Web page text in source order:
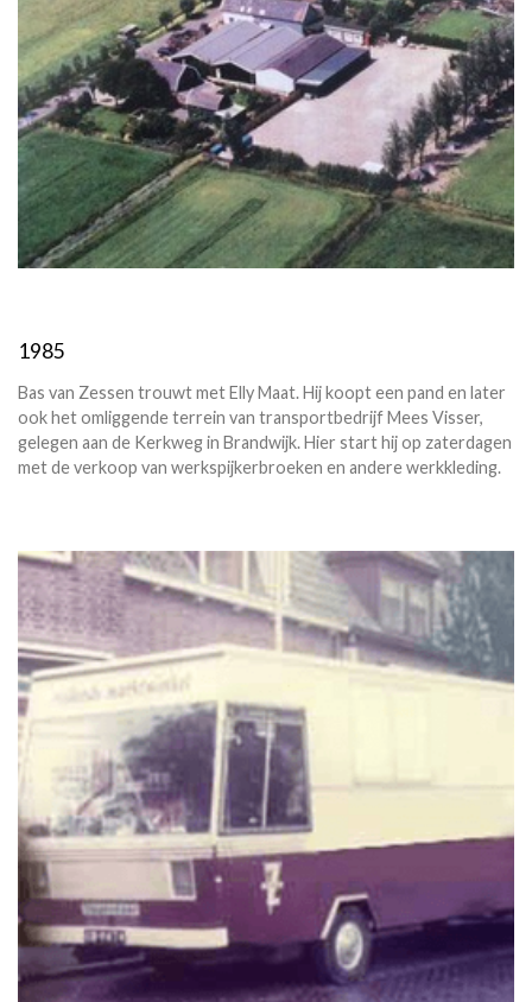
1985
Bas van Zessen trouwt met Elly Maat. Hij koopt een pand en later
ook het omliggende terrein van transportbedrijf Mees Visser,
gelegen aan de Kerkweg in Brandwijk. Hier start hij op zaterdagen
met de verkoop van werkspijkerbroeken en andere werkkleding.